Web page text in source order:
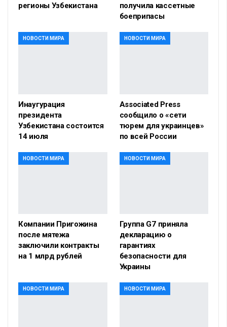
регионы Узбекистана
получила кассетные
боеприпасы
НОВОСТИ МИРА
Инаугурация
президента
Узбекистана состоится
14 июля
НОВОСТИ МИРА
Associated Press
сообщило о «сети
тюрем для украинцев»
по всей России
НОВОСТИ МИРА
Компании Пригожина
после мятежа
заключили контракты
на 1 млрд рублей
НОВОСТИ МИРА
Группа G7 приняла
декларацию о
гарантиях
безопасности для
Украины
НОВОСТИ МИРА НОВОСТИ МИРА